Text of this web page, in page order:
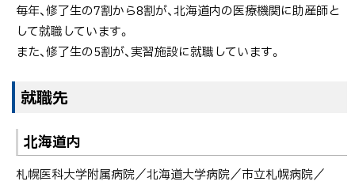
毎年、修了生の7割から8割が、北海道内の医療機関に助産師と
して就職しています。
また、修了生の5割が、実習施設に就職しています。
就職先
北海道内
札幌医科大学附属病院／北海道大学病院／市立札幌病院／